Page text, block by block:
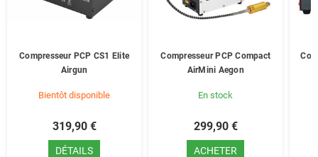
Compresseur PCP CS1 Elite
Airgun
Bientôt disponible
319,90 €
DÉTAILS
Compresseur PCP Compact
AirMini Aegon
En stock
299,90 €
ACHETER